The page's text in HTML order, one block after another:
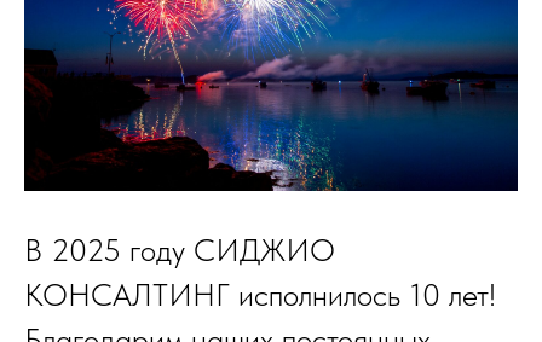
В 2025 году СИДЖИО
КОНСАЛТИНГ исполнилось 10 лет!